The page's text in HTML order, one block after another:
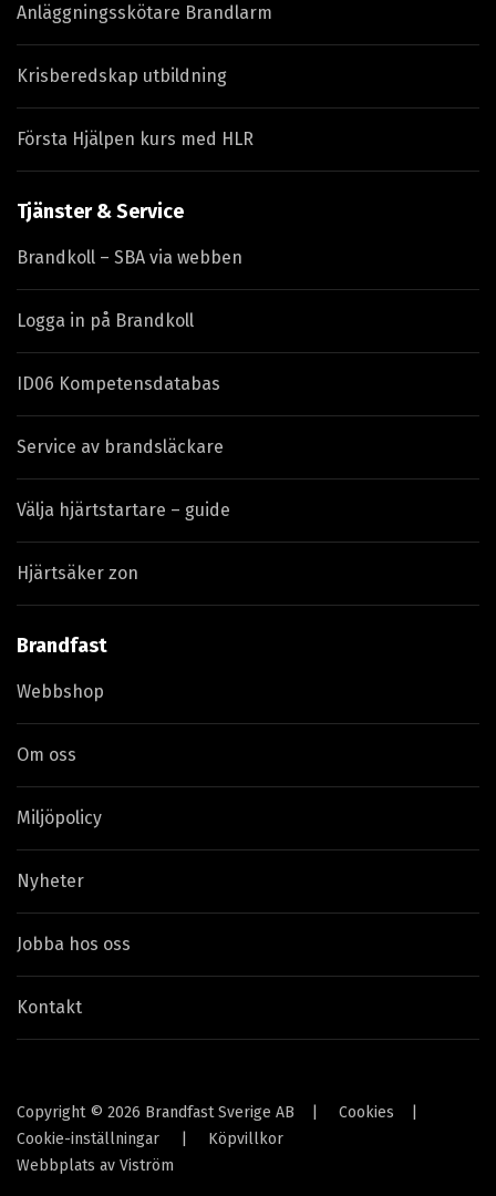
Anläggningsskötare Brandlarm
Krisberedskap utbildning
Första Hjälpen kurs med HLR
Tjänster & Service
Brandkoll – SBA via webben
Logga in på Brandkoll
ID06 Kompetensdatabas
Service av brandsläckare
Välja hjärtstartare – guide
Hjärtsäker zon
Brandfast
Webbshop
Om oss
Miljöpolicy
Nyheter
Jobba hos oss
Kontakt
Copyright © 2026 Brandfast Sverige AB Cookies
Cookie-inställningar
Köpvillkor
Webbplats av Viström